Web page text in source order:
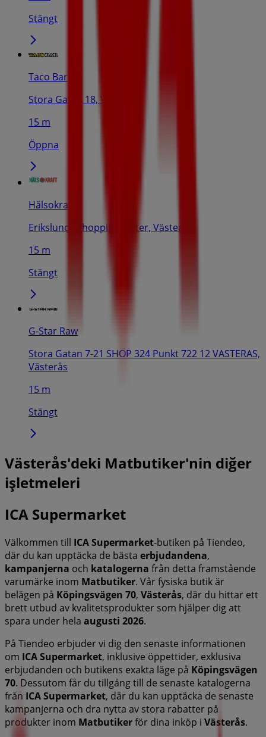
Stängt
Taco Bar
Stora Gatan 18, Västerås
15 m
Öppna
Hälsokraft
Erikslunds shoppingcenter, Västerås
15 m
Stängt
G-Star Raw
Stora Gatan 7-21 SHOP 324 Punkt 722 12 VASTERAS,
Västerås
15 m
Stängt
Västerås'deki Matbutiker'nin diğer
işletmeleri
ICA Supermarket
Välkommen till ICA Supermarket-butiken på Tiendeo,
där du kan upptäcka de bästa erbjudandena,
kampanjerna och katalogerna från detta framstående
varumärke inom Matbutiker. Vår fysiska butik är
belägen på Köpingsvägen 70, Västerås, där du hittar ett
brett utbud av kvalitetsprodukter som hjälper dig att
spara under hela augusti 2026.
På Tiendeo erbjuder vi dig den senaste informationen
om ICA Supermarket, inklusive öppettider, exklusiva
erbjudanden och butikens exakta läge på Köpingsvägen
70. Dessutom får du tillgång till de senaste katalogerna
från ICA Supermarket, där du kan upptäcka de senaste
kampanjerna och dra nytta av stora rabatter på
produkter inom Matbutikerför dina inköp i Västerås.